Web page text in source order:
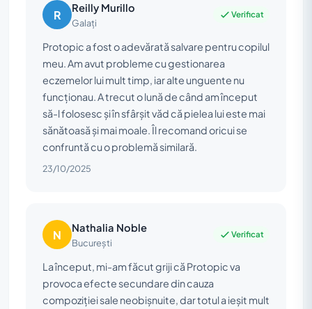
R Reilly Murillo
Galați
Verificat
Protopic a fost o adevărată salvare pentru copilul
meu. Am avut probleme cu gestionarea
eczemelor lui mult timp, iar alte unguente nu
funcționau. A trecut o lună de când am început
să-l folosesc și în sfârșit văd că pielea lui este mai
sănătoasă și mai moale. Îl recomand oricui se
confruntă cu o problemă similară.
23/10/2025
N Nathalia Noble
București
Verificat
La început, mi-am făcut griji că Protopic va
provoca efecte secundare din cauza
compoziției sale neobișnuite, dar totul a ieșit mult